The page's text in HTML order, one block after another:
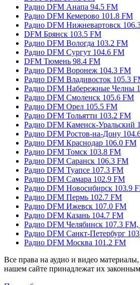
Радио DFM Анапа 94.5 FM
Радио DFM Кемерово 101.8 FM
Радио DFM Нижневартовск
DFM Брянск 103.5 FM
Радио DFM Вологда 103.2 FM
Радио DFM Сургут 104.6 FM
DFM Тюмень 98.4 FM
Радио DFM Воронеж 104.3 FM
Радио DFM Владивосток 105.3
Радио DFM Набережные Челны
Радио DFM Смоленск 105.6 FM
Радио DFM Орел 105.5 FM
Радио DFM Тольятти 103.2 FM
Радио DFM Каменск-Уральский
Радио DFM Ростов-на-Дону
Радио DFM Краснодар 106.0 FM
Радио DFM Томск 103.8 FM
Радио DFM Саранск 106.3 FM
Радио DFM Туапсе 107.3 FM
Радио DFM Самара 102.9 FM
Радио DFM Новосибирск 103.9
Радио DFM Пермь 102.7 FM
Радио DFM Ижевск 107.0 FM
Радио DFM Казань 104.7 FM
Радио DFM Челябинск 107.3
Радио DFM Санкт-Петербург
Радио DFM Москва 101.2 FM
Все права на аудио и видео
нашем сайте принадлежат их